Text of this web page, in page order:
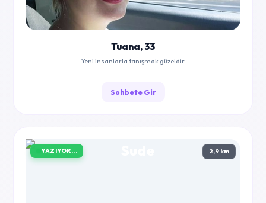
Tuana, 33
Yeni insanlarla tanışmak güzeldir
Sohbete Gir
YAZIYOR... 2,9 km